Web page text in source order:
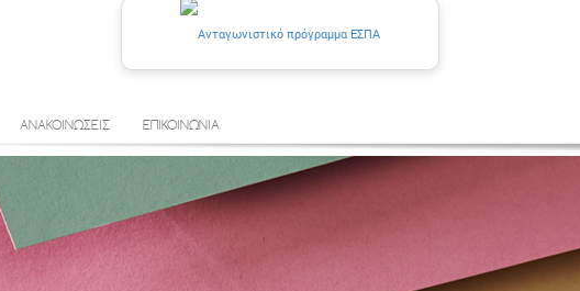
ΑΝΑΚΟΙΝΩΣΕΙΣ ΕΠΙΚΟΙΝΩΝΙΑ